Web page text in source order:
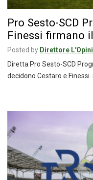
Pro Sesto-SCD
Finessi firmano
Posted by Direttore
Diretta Pro Sesto-SCD
decidono Cestaro e